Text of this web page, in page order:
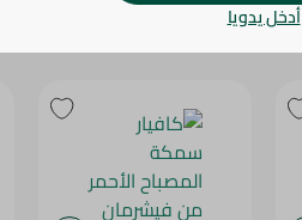
أدخل يدويا